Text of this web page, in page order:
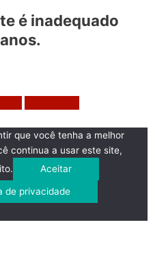
é inadequado
que você tenha a melhor
continua a usar este site,
Aceitar
de privacidade